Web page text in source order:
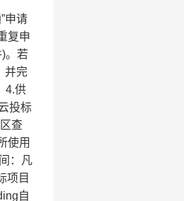
申请
复申
。若
并完
4.供
投标
查
使用
：凡
项目
自